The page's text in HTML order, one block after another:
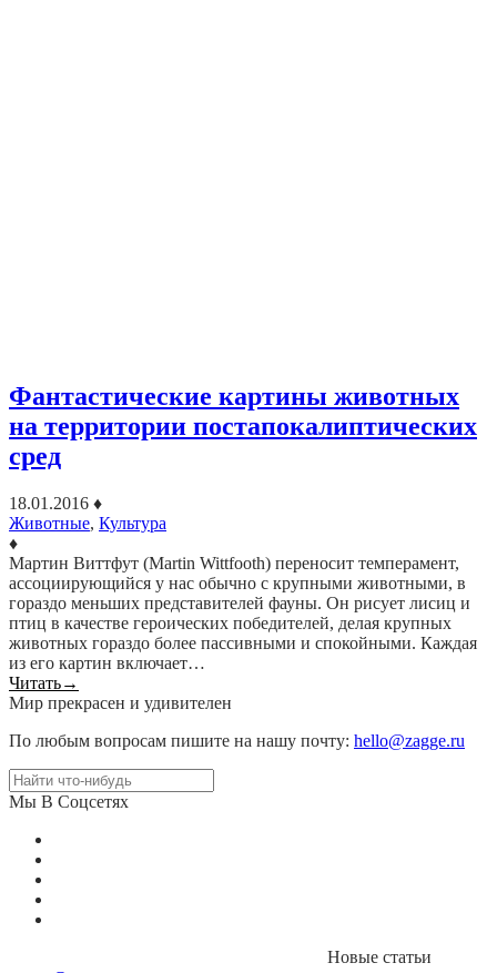
Фантастические картины животных
на территории постапокалиптических
сред
18.01.2016 ♦
Животные, Культура
♦
Мартин Виттфут (Martin Wittfooth) переносит темперамент,
ассоциирующийся у нас обычно с крупными животными, в
гораздо меньших представителей фауны. Он рисует лисиц и
птиц в качестве героических победителей, делая крупных
животных гораздо более пассивными и спокойными. Каждая
из его картин включает…
Читать→
Мир прекрасен и удивителен
По любым вопросам пишите на нашу почту: hello@zagge.ru
Мы В Соцсетях
Новые статьи